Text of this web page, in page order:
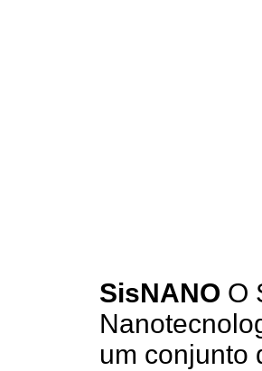
SisNANO O
um conjunto